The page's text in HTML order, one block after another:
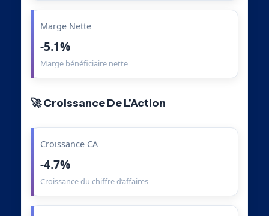
Marge Nette
-5.1%
Marge bénéficiaire nette
🚀 Croissance De L’Action
Croissance CA
-4.7%
Croissance du chiffre d’affaires